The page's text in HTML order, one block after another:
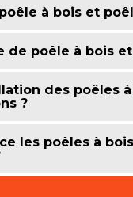
à bois et
de poêle à bois
des poêles
?
les poêles à